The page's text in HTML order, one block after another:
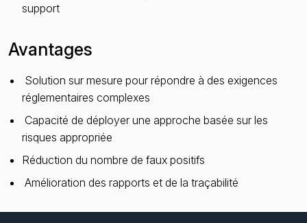
support
Avantages
Solution sur mesure pour répondre à des exigences
réglementaires complexes
Capacité de déployer une approche basée sur les
risques appropriée
Réduction du nombre de faux positifs
Amélioration des rapports et de la traçabilité